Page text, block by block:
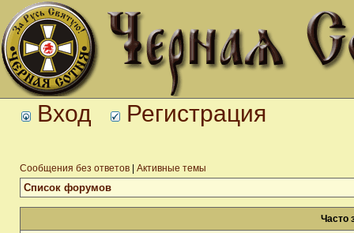
Вход Регистрация
Сообщения без ответов Активные темы
Список форумов
Часто